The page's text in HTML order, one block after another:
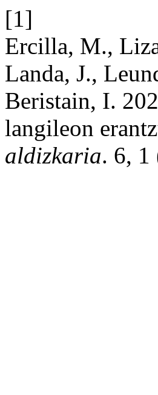
[1]
Ercilla, M.,
Landa, J.,
Beristain, I.
langileon
aldizkaria. 6, 1